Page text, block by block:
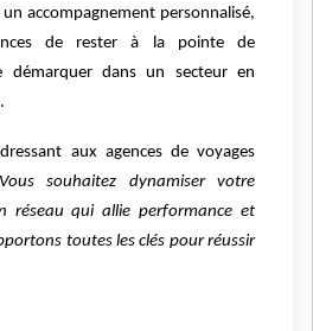
accompagnement personnalisé,
de rester à la pointe de
démarquer dans un secteur en
aux agences de voyages
Vous souhaitez dynamiser votre
réseau qui allie performance et
toutes les clés pour réussir